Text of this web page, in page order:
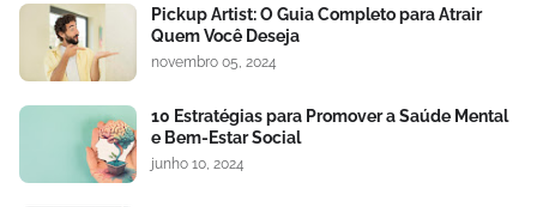
Pickup Artist: O Guia Completo para Atrair
Quem Você Deseja
novembro 05, 2024
10 Estratégias para Promover a Saúde Mental
e Bem-Estar Social
junho 10, 2024